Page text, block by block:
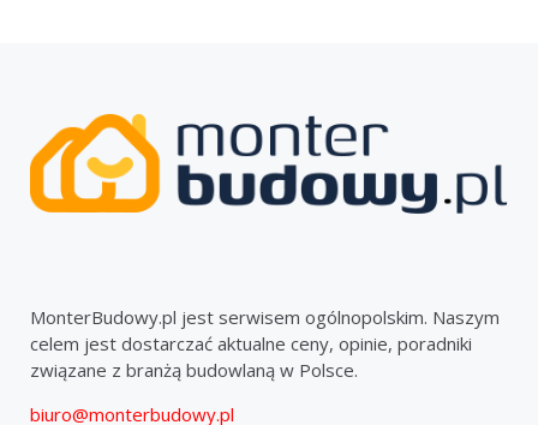
MonterBudowy.pl jest serwisem ogólnopolskim. Naszym
celem jest dostarczać aktualne ceny, opinie, poradniki
związane z branżą budowlaną w Polsce.
biuro@monterbudowy.pl